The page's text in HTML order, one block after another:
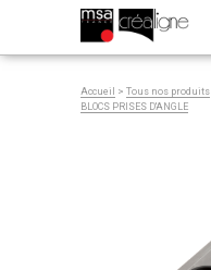
Accueil > Tous nos produits
BLOCS PRISES D'ANGLE